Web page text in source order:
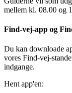
mellem kl. 08.00 og
Find-vej-app og
Du kan downloade
vores Find-vej-
indgange.
Hent app'en: